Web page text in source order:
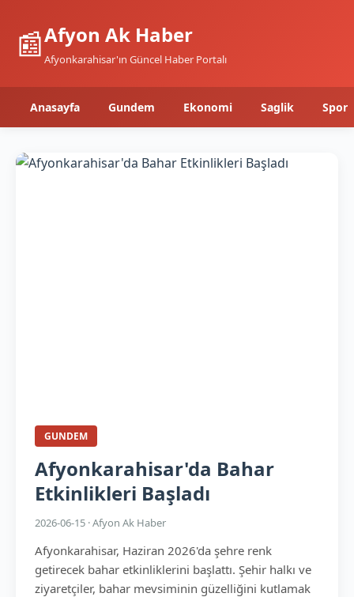
📰Afyon Ak Haber
Afyonkarahisar'ın Güncel Haber Portalı
Anasayfa Gundem Ekonomi Saglik Spor
GUNDEM
Afyonkarahisar'da Bahar
Etkinlikleri Başladı
2026-06-15 · Afyon Ak Haber
Afyonkarahisar, Haziran 2026'da şehre renk
getirecek bahar etkinliklerini başlattı. Şehir halkı ve
ziyaretçiler, bahar mevsiminin güzelliğini kutlamak